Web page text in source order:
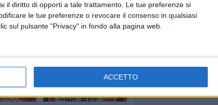
il diritto di opporti a tale trattamento. Le tue preferenze si
le tue preferenze o revocare il consenso in qualsiasi
sul pulsante "Privacy" in fondo alla pagina web.
ACCETTO